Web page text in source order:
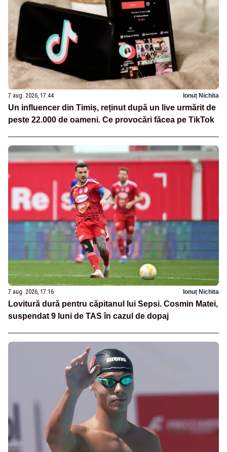
7 aug. 2026, 17:44 Ionuț Nichita
Un influencer din Timiș, reținut după un live urmărit de
peste 22.000 de oameni. Ce provocări făcea pe TikTok
7 aug. 2026, 17:16 Ionuț Nichita
Lovitură dură pentru căpitanul lui Sepsi. Cosmin Matei,
suspendat 9 luni de TAS în cazul de dopaj